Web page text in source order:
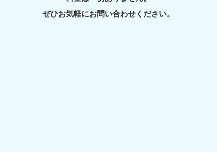
ぜひお気軽にお問い合わせください。